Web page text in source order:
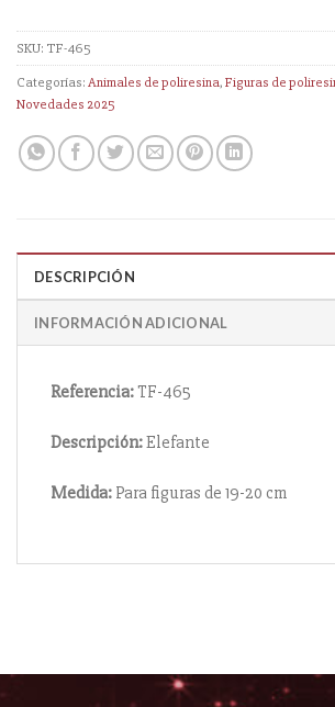
SKU: TF-465
Categorías:Animales de poliresina,Figuras de
Novedades 2025
DESCRIPCIÓN
INFORMACIÓN ADICIONAL
Referencia:TF-465
Descripción:Elefante
Medida: Para figuras de 19-20 cm